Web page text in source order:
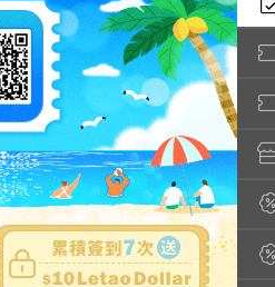
運送損壞全額理賠